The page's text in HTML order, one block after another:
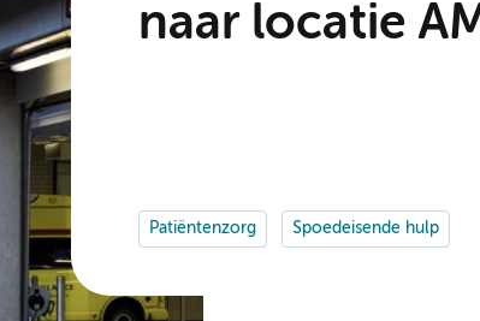
naar locatie
Patiëntenzorg Spoedeisende hulp